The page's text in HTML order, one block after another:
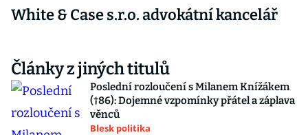
White & Case s.r.o. advokátní kancelář
Články z jiných titulů
Poslední rozloučení s Milanem Knížákem
(†86): Dojemné vzpomínky přátel a záplava
věnců
Blesk politika